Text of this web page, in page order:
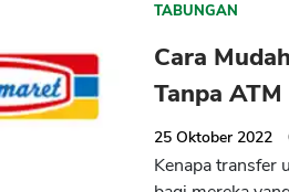
TABUNGAN
Cara
Tanpa
25 Oktober 2022
Kenapa transfer